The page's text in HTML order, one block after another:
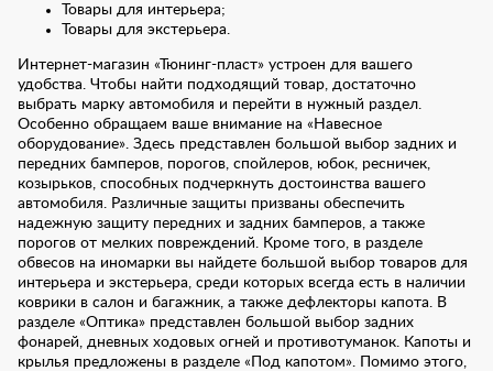
Товары для интерьера;
Товары для экстерьера.
Интернет-магазин «Тюнинг-пласт» устроен для вашего
удобства. Чтобы найти подходящий товар, достаточно
выбрать марку автомобиля и перейти в нужный раздел.
Особенно обращаем ваше внимание на «Навесное
оборудование». Здесь представлен большой выбор задних и
передних бамперов, порогов, спойлеров, юбок, ресничек,
козырьков, способных подчеркнуть достоинства вашего
автомобиля. Различные защиты призваны обеспечить
надежную защиту передних и задних бамперов, а также
порогов от мелких повреждений. Кроме того, в разделе
обвесов на иномарки вы найдете большой выбор товаров для
интерьера и экстерьера, среди которых всегда есть в наличии
коврики в салон и багажник, а также дефлекторы капота. В
разделе «Оптика» представлен большой выбор задних
фонарей, дневных ходовых огней и противотуманок. Капоты и
крылья предложены в разделе «Под капотом». Помимо этого,